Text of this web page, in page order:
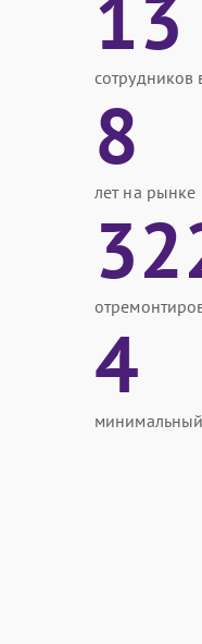
сотрудников
8
лет на рынке
4